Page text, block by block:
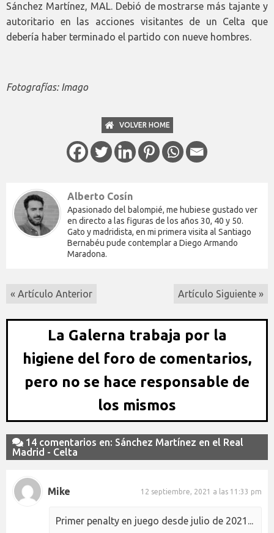
Sánchez Martínez, MAL. Debió de mostrarse más tajante y
autoritario en las acciones visitantes de un Celta que
debería haber terminado el partido con nueve hombres.
Fotografías: Imago
VOLVER HOME
Alberto Cosín
Apasionado del balompié, me hubiese gustado ver
en directo a las figuras de los años 30, 40 y 50.
Gato y madridista, en mi primera visita al Santiago
Bernabéu pude contemplar a Diego Armando
Maradona.
« Artículo Anterior Artículo Siguiente »
La Galerna trabaja por la
higiene del foro de comentarios,
pero no se hace responsable de
los mismos
14 comentarios en: Sánchez Martínez en el Real
Madrid - Celta
Mike 12 septiembre, 2021 a las 11:33 pm
Primer penalty en juego desde julio de 2021...